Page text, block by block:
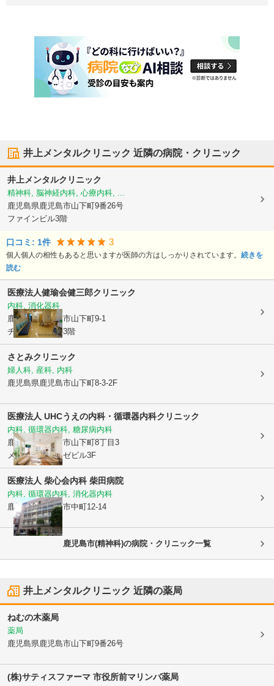
井上メンタルクリニック 近隣の病院・クリニック
井上メンタルクリニック
精神科, 脳神経内科, 心療内科, ...
鹿児島県鹿児島市山下町9番26号
ファインビル3階
口コミ: 1件 3
個人個人の相性もあると思いますが医師の方はしっかりされています。 続きを
読む
医療法人健瑜会健三郎クリニック
内科, 消化器科
鹿児島県鹿児島市山下町9-1
チャイムズビル3階
さとみクリニック
婦人科, 産科, 内科
鹿児島県鹿児島市山下町8-3-2F
医療法人 UHCうえの内科・循環器内科クリニック
内科, 循環器内科, 糖尿病内科
鹿児島県鹿児島市山下町8丁目3
メディカルミュゼビル3F
医療法人 柴心会内科 柴田病院
内科, 循環器内科, 消化器内科
鹿児島県鹿児島市中町12-14
鹿児島市(精神科)の病院・クリニック一覧
井上メンタルクリニック 近隣の薬局
ねむの木薬局
薬局
鹿児島県鹿児島市山下町9番26号
(株)サティスファーマ 市役所前マリンバ薬局